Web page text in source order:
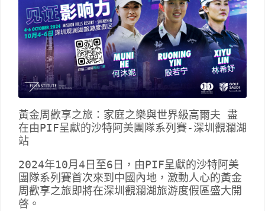
黃金周歡享之旅：家庭之樂與世界級高爾夫 盡
在由PIF呈獻的沙特阿美團隊系列賽-深圳觀瀾湖
站
2024年10月4日至6日，由PIF呈獻的沙特阿美
團隊系列賽首次來到中國內地，激動人心的黃金
周歡享之旅即將在深圳觀瀾湖旅游度假區盛大開
啓。